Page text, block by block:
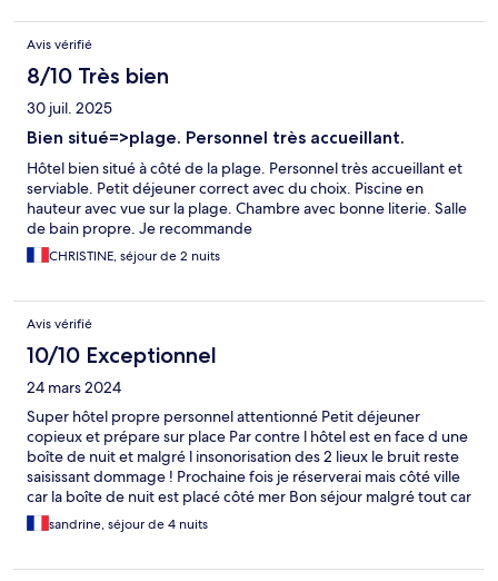
Avis vérifié
8/10 Très bien
30 juil. 2025
Bien situé=>plage. Personnel très accueillant.
Hôtel bien situé à côté de la plage. Personnel très accueillant et
serviable. Petit déjeuner correct avec du choix. Piscine en
hauteur avec vue sur la plage. Chambre avec bonne literie. Salle
de bain propre. Je recommande
CHRISTINE, séjour de 2 nuits
Avis vérifié
10/10 Exceptionnel
24 mars 2024
Super hôtel propre personnel attentionné Petit déjeuner
copieux et prépare sur place Par contre l hôtel est en face d une
boîte de nuit et malgré l insonorisation des 2 lieux le bruit reste
saisissant dommage ! Prochaine fois je réserverai mais côté ville
car la boîte de nuit est placé côté mer Bon séjour malgré tout car
c est vraiment un hôtel sympa
sandrine, séjour de 4 nuits